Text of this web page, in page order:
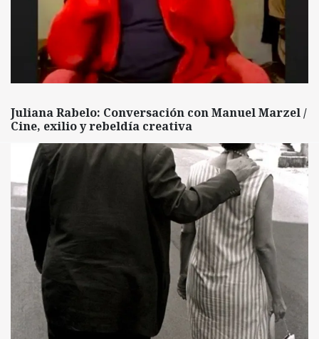
Juliana Rabelo: Conversación con Manuel Marzel /
Cine, exilio y rebeldía creativa